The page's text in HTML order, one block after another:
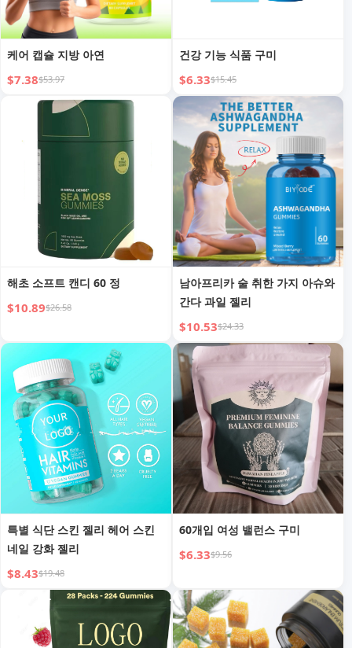
케어 캡슐 지방 아연
$7.38$53.97
건강 기능 식품 구미
$6.33$15.45
해초 소프트 캔디 60 정
$10.89$26.58
남아프리카 술 취한 가지 아슈와
간다 과일 젤리
$10.53$24.33
특별 식단 스킨 젤리 헤어 스킨
네일 강화 젤리
$8.43$19.48
60개입 여성 밸런스 구미
$6.33$9.56